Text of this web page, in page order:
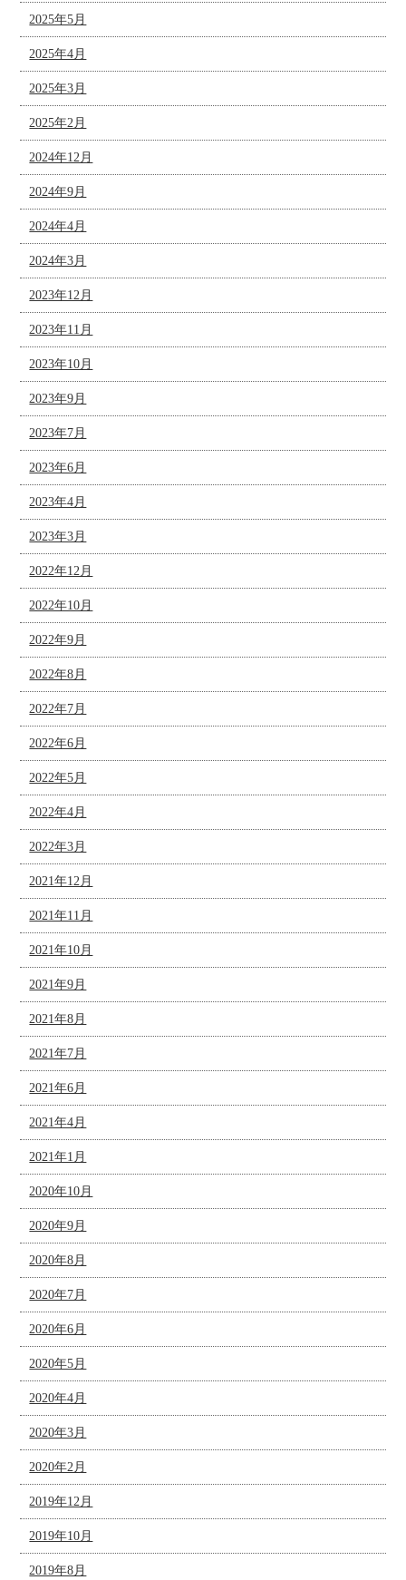
2025年5月
2025年4月
2025年3月
2025年2月
2024年12月
2024年9月
2024年4月
2024年3月
2023年12月
2023年11月
2023年10月
2023年9月
2023年7月
2023年6月
2023年4月
2023年3月
2022年12月
2022年10月
2022年9月
2022年8月
2022年7月
2022年6月
2022年5月
2022年4月
2022年3月
2021年12月
2021年11月
2021年10月
2021年9月
2021年8月
2021年7月
2021年6月
2021年4月
2021年1月
2020年10月
2020年9月
2020年8月
2020年7月
2020年6月
2020年5月
2020年4月
2020年3月
2020年2月
2019年12月
2019年10月
2019年8月